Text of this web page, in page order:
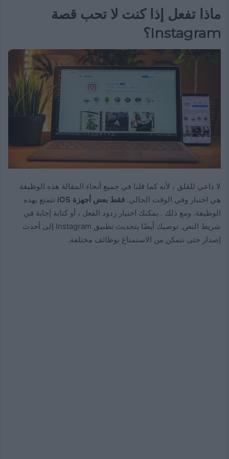
ماذا تفعل إذا كنت لا تحب قصة
Instagram؟
لا داعي للقلق ، لأنه كما قلنا في جميع أنحاء المقالة هذه الوظيفة
هي اختبار وفي الوقت الحالي. فقط بعض أجهزة iOS
تتمتع بهذه
الوظيفة. ومع ذلك . يمكنك اختيار ردود الفعل ، أو كتابة إجابة في
شريط النص. نوصيك أيضًا بتحديث تطبيق Instagram إلى أحدث
إصدار حتى تتمكن من الاستمتاع بوظائف مختلفة.